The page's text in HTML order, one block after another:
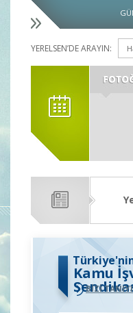
YERELSEN’DE ARAYIN:
Kamu
BİZİ